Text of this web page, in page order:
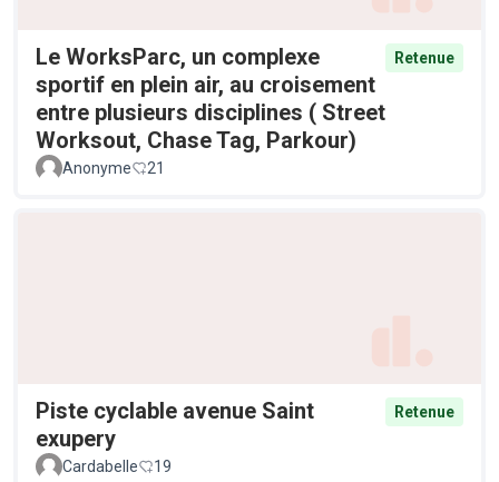
Le WorksParc, un complexe
sportif en plein air, au croisement
entre plusieurs disciplines ( Street
Worksout, Chase Tag, Parkour)
Retenue
Anonyme 21
Piste cyclable avenue Saint
exupery
Retenue
Cardabelle 19